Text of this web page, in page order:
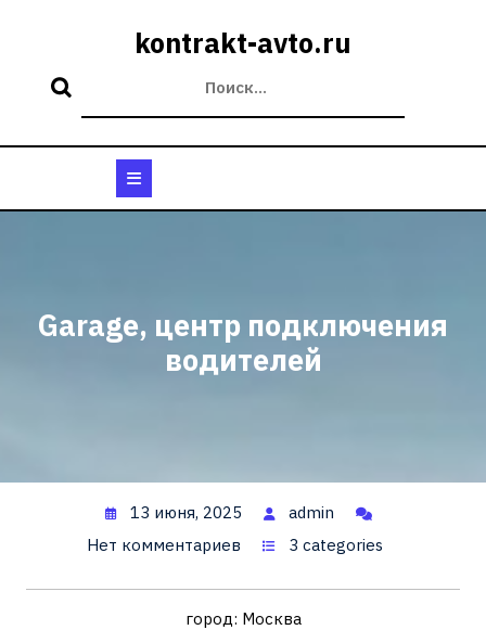
kontrakt-avto.ru
Garage, центр подключения
водителей
13 июня, 2025
admin
Нет комментариев
3 categories
город: Москва